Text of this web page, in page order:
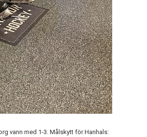
vann med 1-3. Målskytt för Hanhals: